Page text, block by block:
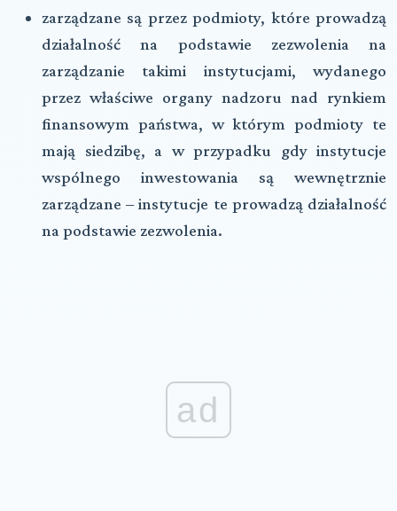
zarządzane są przez podmioty, które prowadzą
działalność na podstawie zezwolenia na
zarządzanie takimi instytucjami, wydanego
przez właściwe organy nadzoru nad rynkiem
finansowym państwa, w którym podmioty te
mają siedzibę, a w przypadku gdy instytucje
wspólnego inwestowania są wewnętrznie
zarządzane – instytucje te prowadzą działalność
na podstawie zezwolenia.
ad